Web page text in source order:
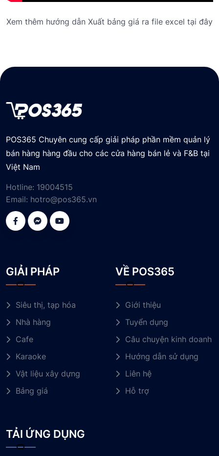
Xem thêm hướng dẫn Xuất bảng giá ra file excel tại đây
POS365 Chuyên cung cấp giải pháp phần mềm quản lý
bán hàng hàng đầu cho các cửa hàng bán lẻ và F&B tại
Việt Nam
Hotline: 19004515
Email: hotro@pos365.vn
GIẢI PHÁP
Siêu thị, tạp hóa
Nhà hàng
Cafe
Karaoke
Vật liệu xây dựng
Bảng giá
VỀ POS365
Giới thiệu
Tuyển dụng
Câu chuyện kinh doanh
Hướng dẫn sử dụng
Liên hệ
Hỗ trợ
TẢI ỨNG DỤNG